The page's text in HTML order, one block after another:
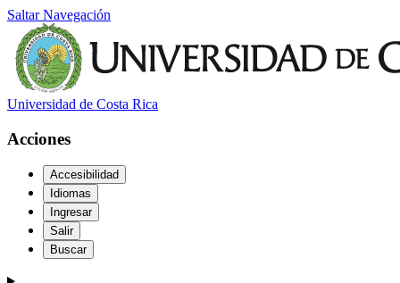
Saltar Navegación
Universidad de Costa Rica
Acciones
Accesibilidad
Idiomas
Ingresar
Salir
Buscar